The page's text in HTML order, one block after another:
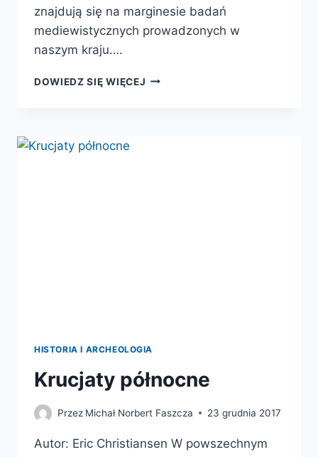
znajdują się na marginesie badań
mediewistycznych prowadzonych w
naszym kraju….
DOWIEDZ SIĘ WIĘCEJ INSTYTUCJE
HISTORIA I ARCHEOLOGIA
Krucjaty północne
Przez Michał Norbert Faszcza 23 grudnia 2017
Autor: Eric Christiansen W powszechnym